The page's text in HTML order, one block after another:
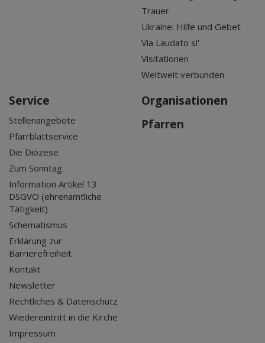
Trauer
Ukraine: Hilfe und Gebet
Via Laudato si'
Visitationen
Weltweit verbunden
Service
Stellenangebote
Pfarrblattservice
Die Diözese
Zum Sonntag
Information Artikel 13
DSGVO (ehrenamtliche
Tätigkeit)
Schematismus
Erklärung zur
Barrierefreiheit
Kontakt
Newsletter
Rechtliches & Datenschutz
Wiedereintritt in die Kirche
Impressum
Organisationen
Pfarren